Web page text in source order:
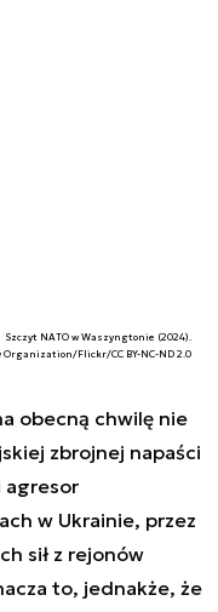
Szczyt NATO w Waszyngtonie (2024).
Flickr/CC BY-NC-ND 2.0
obecną chwilę nie
zbrojnej napaści
agresor
w Ukrainie, przez
sił z rejonów
to, jednakże, że